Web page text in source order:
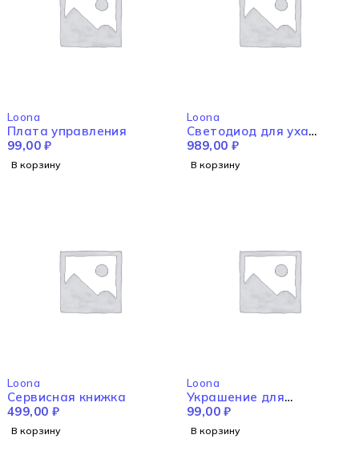
Loona
Плата управления
99,00₽
В корзину
Loona
Светодиод для уха
"красный"
989,00 ₽
В корзину
Loona
Сервисная книжка
499,00 ₽
В корзину
Loona
Украшение для
вспомогательной рамы
слева
99,00₽
В корзину